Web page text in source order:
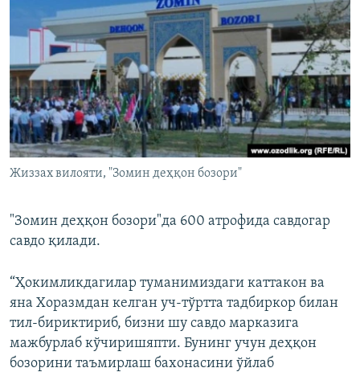
Жиззах вилояти, "Зомин деҳқон бозори"
"Зомин деҳқон бозори"да 600 атрофида савдогар
савдо қилади.
“Ҳокимликдагилар туманимиздаги каттакон ва
яна Хоразмдан келган уч-тўртта тадбиркор билан
тил-бириктириб, бизни шу савдо марказига
мажбурлаб кўчиришяпти. Бунинг учун деҳқон
бозорини таъмирлаш бахонасини ўйлаб